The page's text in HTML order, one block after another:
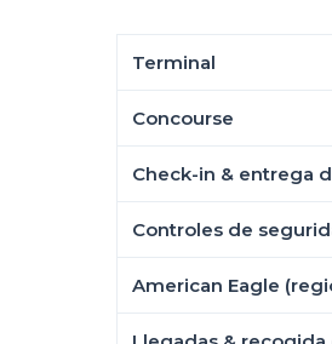
Terminal
Concourse
Check-in & entrega
Controles de
American Eagle